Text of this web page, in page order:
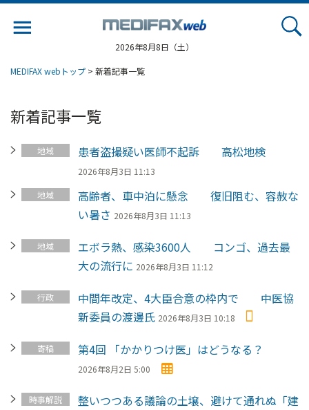
2026年8月8日（土）
MEDIFAX webトップ > 新着記事一覧
新着記事一覧
地域 患者盗撮疑い医師不起訴 高松地検
2026年8月3日 11:13
地域
高齢者、車中泊に懸念 復旧阻む、容赦な
い暑さ 2026年8月3日 11:13
地域
エボラ熱、感染3600人 コンゴ、過去最
大の流行に 2026年8月3日 11:12
行政
中間年改定、4大臣合意の枠内で 中医協
新委員の渡邊氏 2026年8月3日 10:18
寄稿 第4回 「かかりつけ医」はどうなる？
2026年8月2日 5:00
時事解説
整いつつある議論の土壌、避けて通れぬ「建